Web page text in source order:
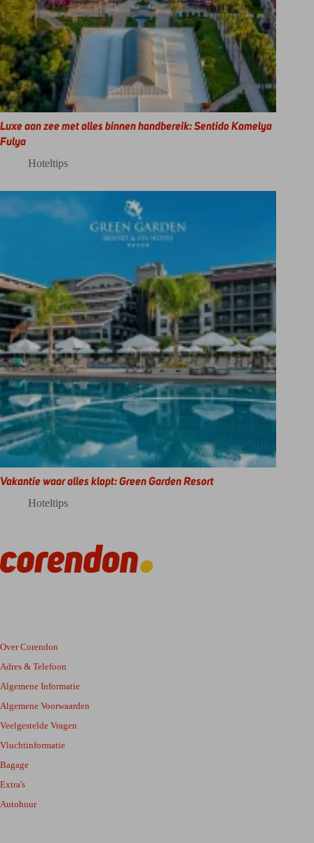
Luxe aan zee met alles binnen handbereik: Sentido Kamelya
Fulya
Hoteltips
Vakantie waar alles klopt: Green Garden Resort
Hoteltips
Over Corendon
Adres & Telefoon
Algemene Informatie
Algemene Voorwaarden
Veelgestelde Vragen
Vluchtinformatie
Bagage
Extra's
Autohuur